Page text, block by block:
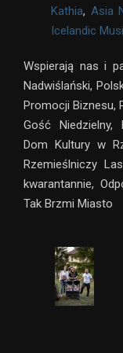
Kathia, Asia
Icelandic
Wspierają nas i
Nadwiślański,
Promocji Biznesu,
Gość Niedzielny,
Dom Kultury w
Rzemieślniczy
kwarantannie,
Tak Brzmi Miasto